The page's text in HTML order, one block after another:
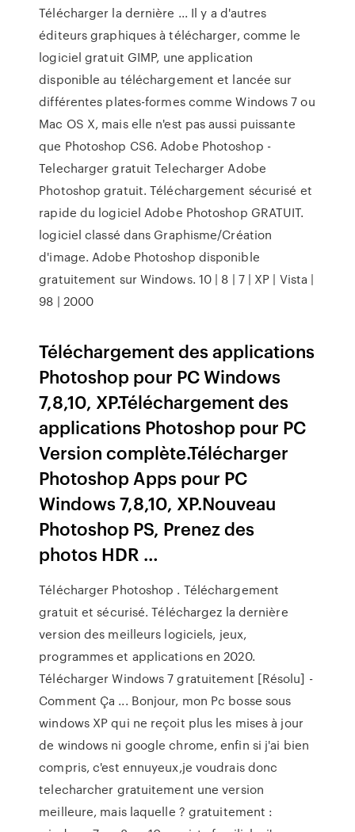
Télécharger la dernière ... Il y a d'autres
éditeurs graphiques à télécharger, comme le
logiciel gratuit GIMP, une application
disponible au téléchargement et lancée sur
différentes plates-formes comme Windows 7 ou
Mac OS X, mais elle n'est pas aussi puissante
que Photoshop CS6. Adobe Photoshop -
Telecharger gratuit Telecharger Adobe
Photoshop gratuit. Téléchargement sécurisé et
rapide du logiciel Adobe Photoshop GRATUIT.
logiciel classé dans Graphisme/Création
d'image. Adobe Photoshop disponible
gratuitement sur Windows. 10 | 8 | 7 | XP | Vista |
98 | 2000
Téléchargement des applications
Photoshop pour PC Windows
7,8,10, XP.Téléchargement des
applications Photoshop pour PC
Version complète.Télécharger
Photoshop Apps pour PC
Windows 7,8,10, XP.Nouveau
Photoshop PS, Prenez des
photos HDR …
Télécharger Photoshop . Téléchargement
gratuit et sécurisé. Téléchargez la dernière
version des meilleurs logiciels, jeux,
programmes et applications en 2020.
Télécharger Windows 7 gratuitement [Résolu] -
Comment Ça ... Bonjour, mon Pc bosse sous
windows XP qui ne reçoit plus les mises à jour
de windows ni google chrome, enfin si j'ai bien
compris, c'est ennuyeux,je voudrais donc
telecharcher gratuitement une version
meilleure, mais laquelle ? gratuitement :